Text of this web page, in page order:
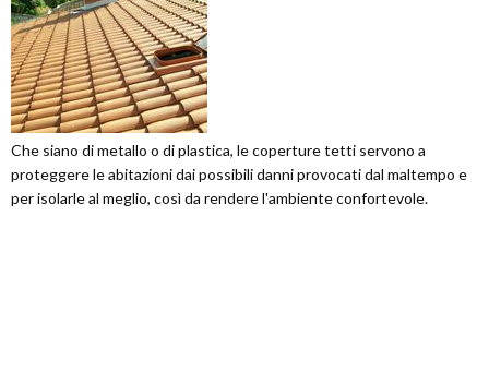
Che siano di metallo o di plastica, le coperture tetti servono a
proteggere le abitazioni dai possibili danni provocati dal maltempo e
per isolarle al meglio, così da rendere l'ambiente confortevole.